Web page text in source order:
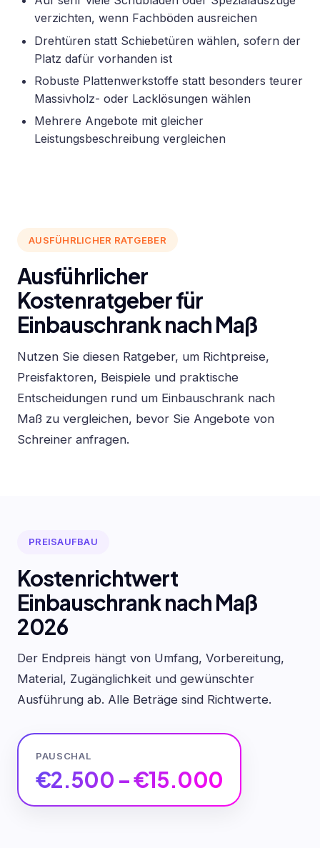
verzichten, wenn Fachböden ausreichen
Drehtüren statt Schiebetüren wählen, sofern der
Platz dafür vorhanden ist
Robuste Plattenwerkstoffe statt besonders teurer
Massivholz- oder Lacklösungen wählen
Mehrere Angebote mit gleicher
Leistungsbeschreibung vergleichen
AUSFÜHRLICHER RATGEBER
Ausführlicher
Kostenratgeber für
Einbauschrank nach Maß
Nutzen Sie diesen Ratgeber, um Richtpreise,
Preisfaktoren, Beispiele und praktische
Entscheidungen rund um Einbauschrank nach
Maß zu vergleichen, bevor Sie Angebote von
Schreiner anfragen.
PREISAUFBAU
Kostenrichtwert
Einbauschrank nach Maß
2026
Der Endpreis hängt von Umfang, Vorbereitung,
Material, Zugänglichkeit und gewünschter
Ausführung ab. Alle Beträge sind Richtwerte.
PAUSCHAL
€2.500 – €15.000